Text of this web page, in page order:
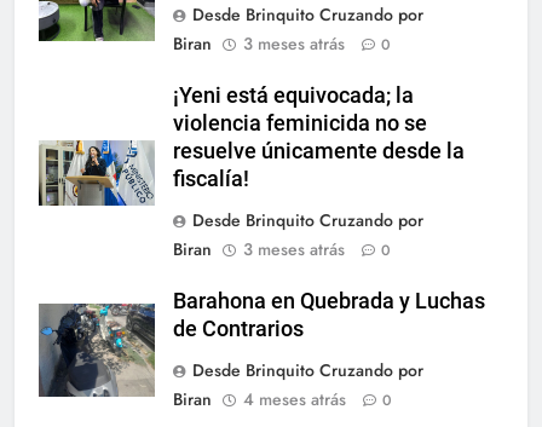
Desde Brinquito Cruzando por
Biran
3 meses atrás 0
¡Yeni está equivocada; la
violencia feminicida no se
resuelve únicamente desde la
fiscalía!
Desde Brinquito Cruzando por
Biran
3 meses atrás 0
Barahona en Quebrada y Luchas
de Contrarios
Desde Brinquito Cruzando por
Biran
4 meses atrás 0